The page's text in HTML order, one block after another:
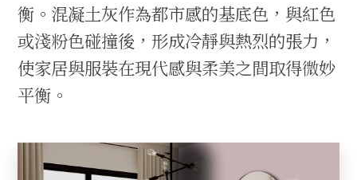
衡。混凝土灰作為都市感的基底色，與紅色
或淺粉色碰撞後，形成冷靜與熱烈的張力，
使家居與服裝在現代感與柔美之間取得微妙
平衡。